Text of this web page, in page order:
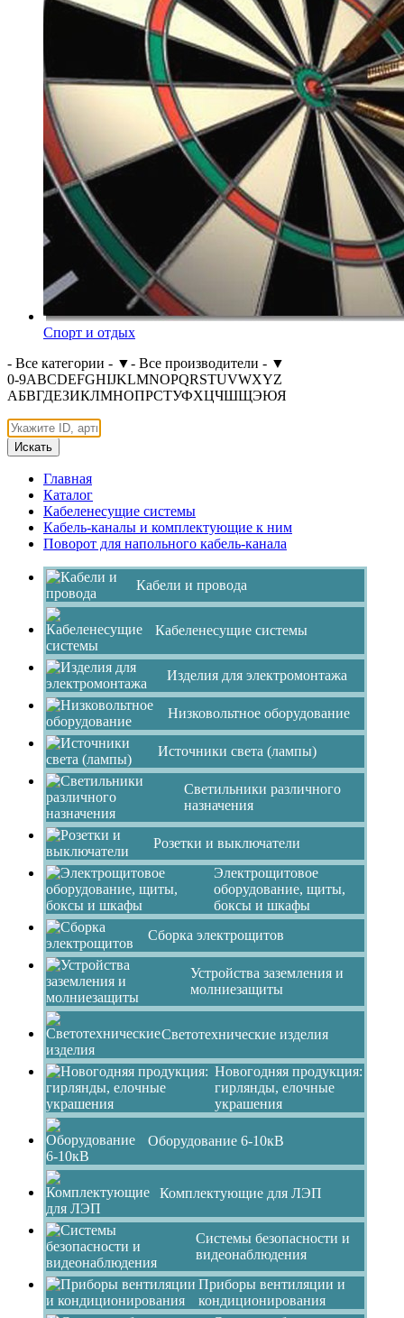
Спорт и отдых
- Все категории - ▼- Все производители - ▼
0-9ABCDEFGHIJKLMNOPQRSTUVWXYZ
АБВГДЕЗИКЛМНОПРСТУФХЦЧШЩЭЮЯ
Искать
Главная
Каталог
Кабеленесущие системы
Кабель-каналы и комплектующие к ним
Поворот для напольного кабель-канала
Кабели и провода
Кабеленесущие системы
Изделия для электромонтажа
Низковольтное оборудование
Источники света (лампы)
Светильники различного
назначения
Розетки и выключатели
Электрощитовое
оборудование, щиты,
боксы и шкафы
Сборка электрощитов
Устройства заземления и
молниезащиты
Светотехнические изделия
Новогодняя продукция:
гирлянды, елочные
украшения
Оборудование 6-10кВ
Комплектующие для ЛЭП
Системы безопасности и
видеонаблюдения
Приборы вентиляции и
кондиционирования